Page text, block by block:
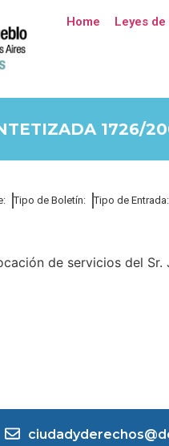
Home Leyes de
1726/
Tipo de Boletín: Tipo de Entrada:
de servicios del Sr.